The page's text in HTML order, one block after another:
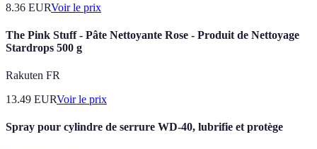
8.36 EURVoir le prix
The Pink Stuff - Pâte Nettoyante Rose - Produit de Nettoyage
Stardrops 500 g
Rakuten FR
13.49 EURVoir le prix
Spray pour cylindre de serrure WD-40, lubrifie et protège